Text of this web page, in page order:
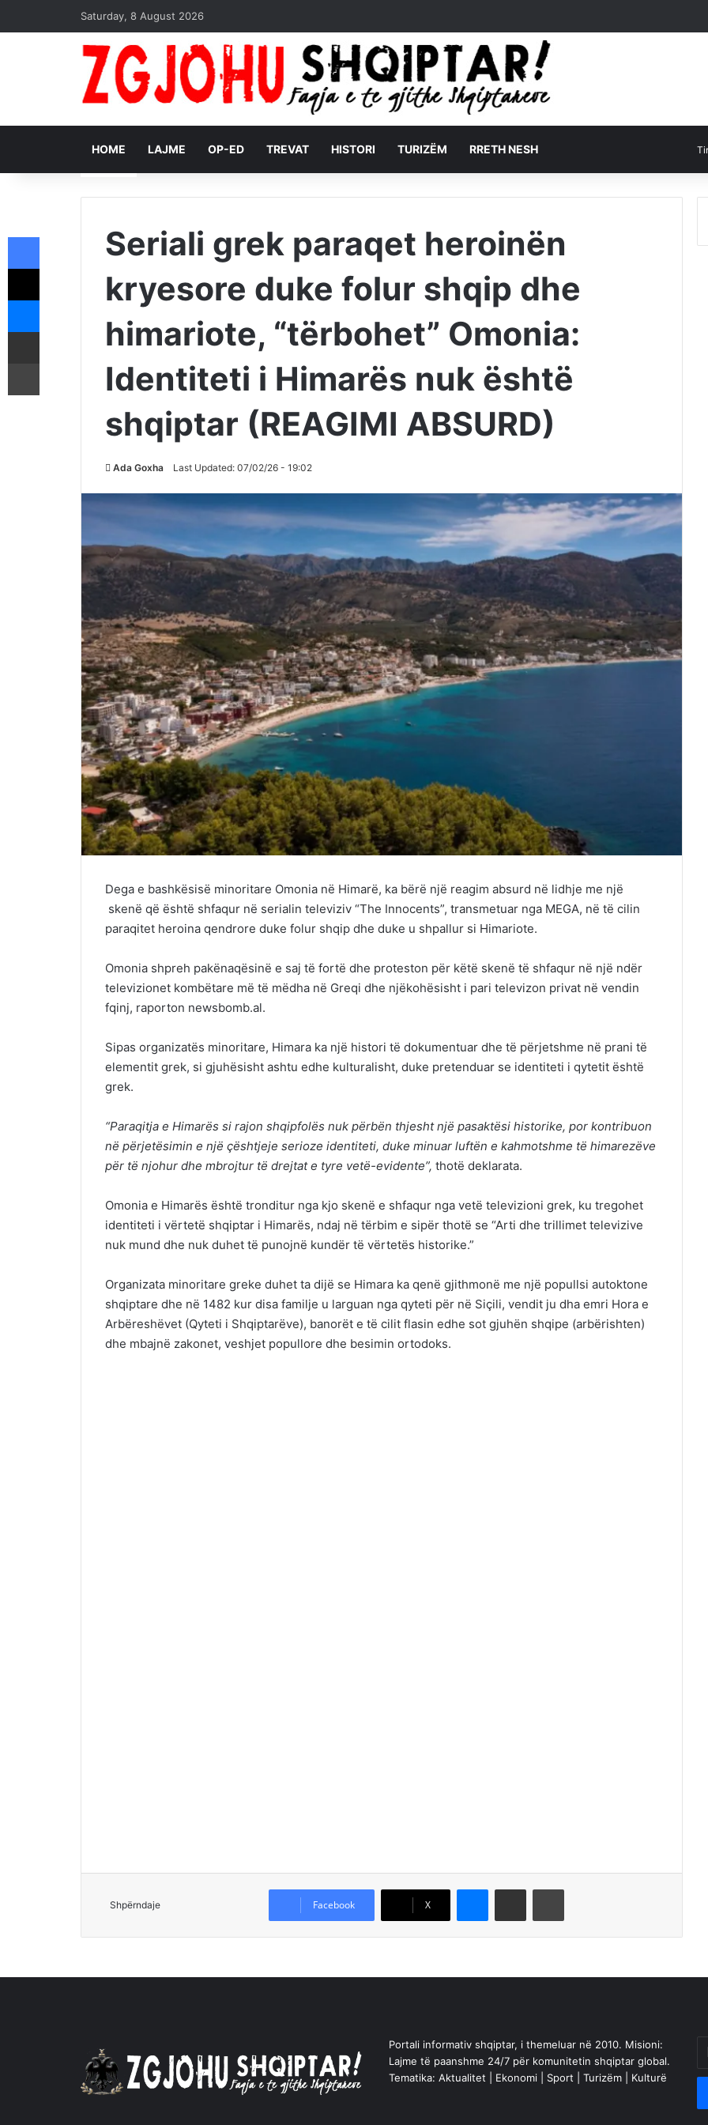
Saturday, 8 August 2026
HOME LAJME OP-ED TREVAT HISTORI TURIZËM RRETH NESH
Seriali grek paraqet heroinën
kryesore duke folur shqip dhe
himariote, “tërbohet” Omonia:
Identiteti i Himarës nuk është
shqiptar (REAGIMI ABSURD)
Ada Goxha Last Updated: 07/02/26 - 19:02
Dega e bashkësisë minoritare Omonia në Himarë, ka bërë një reagim absurd në lidhje me një
skenë që është shfaqur në serialin televiziv “The Innocents”, transmetuar nga MEGA, në të cilin
paraqitet heroina qendrore duke folur shqip dhe duke u shpallur si Himariote.
Omonia shpreh pakënaqësinë e saj të fortë dhe proteston për këtë skenë të shfaqur në një ndër
televizionet kombëtare më të mëdha në Greqi dhe njëkohësisht i pari televizon privat në vendin
fqinj, raporton newsbomb.al.
Sipas organizatës minoritare, Himara ka një histori të dokumentuar dhe të përjetshme në prani të
elementit grek, si gjuhësisht ashtu edhe kulturalisht, duke pretenduar se identiteti i qytetit është
grek.
“Paraqitja e Himarës si rajon shqipfolës nuk përbën thjesht një pasaktësi historike, por kontribuon
në përjetësimin e një çështjeje serioze identiteti, duke minuar luftën e kahmotshme të himarezëve
për të njohur dhe mbrojtur të drejtat e tyre vetë-evidente”, thotë deklarata.
Omonia e Himarës është tronditur nga kjo skenë e shfaqur nga vetë televizioni grek, ku tregohet
identiteti i vërtetë shqiptar i Himarës, ndaj në tërbim e sipër thotë se “Arti dhe trillimet televizive
nuk mund dhe nuk duhet të punojnë kundër të vërtetës historike.”
Organizata minoritare greke duhet ta dijë se Himara ka qenë gjithmonë me një popullsi autoktone
shqiptare dhe në 1482 kur disa familje u larguan nga qyteti për në Siçili, vendit ju dha emri Hora e
Arbëreshëvet (Qyteti i Shqiptarëve), banorët e të cilit flasin edhe sot gjuhën shqipe (arbërishten)
dhe mbajnë zakonet, veshjet popullore dhe besimin ortodoks.
Shpërndaje Facebook X
Messenger Shpërndajeni me anë të postës elektronike Printoje
Portali informativ shqiptar, i themeluar në 2010. Misioni:
Lajme të paanshme 24/7 për komunitetin shqiptar global.
Tematika: Aktualitet | Ekonomi | Sport | Turizëm | Kulturë